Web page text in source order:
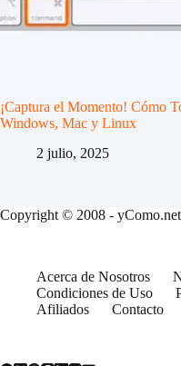
¡Captura el Momento! Cómo
Windows, Mac y Linux
2 julio, 2025
Copyright © 2008 - yComo.net
Acerca de Nosotros
Condiciones de Uso
Afiliados
Contacto